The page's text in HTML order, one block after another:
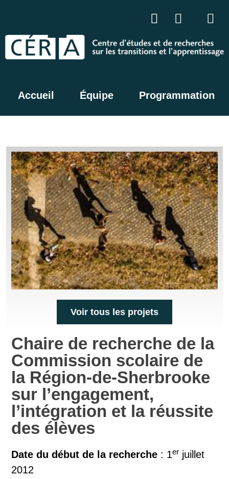
Accueil Équipe Programmation
Voir tous les projets
Chaire de recherche de la
Commission scolaire de
la Région-de-Sherbrooke
sur l’engagement,
l’intégration et la réussite
des élèves
Date du début de la recherche : 1er juillet
2012